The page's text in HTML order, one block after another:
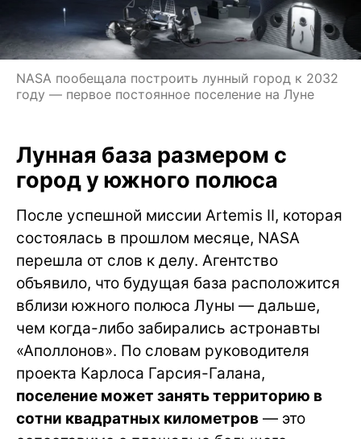
NASA пообещала построить лунный город к 2032
году — первое постоянное поселение на Луне
Лунная база размером с
город у южного полюса
После успешной миссии Artemis II, которая
состоялась в прошлом месяце, NASA
перешла от слов к делу. Агентство
объявило, что будущая база расположится
вблизи южного полюса Луны — дальше,
чем когда-либо забирались астронавты
«Аполлонов». По словам руководителя
проекта Карлоса Гарсия-Галана,
поселение может занять территорию в
сотни квадратных километров — это